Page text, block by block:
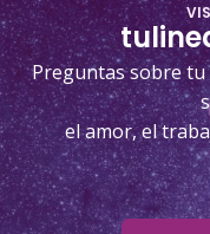
Preguntas sobre
el amor, el